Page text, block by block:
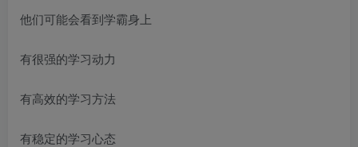
他们可能会看到学霸身上
有很强的学习动力
有高效的学习方法
有稳定的学习心态